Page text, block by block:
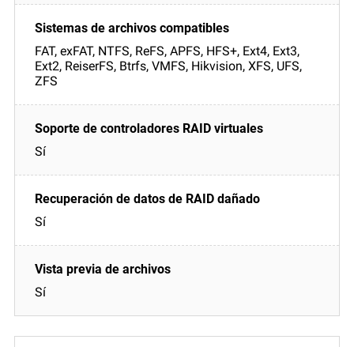
FAT, exFAT, NTFS, ReFS, APFS, HFS+, Ext4, Ext3,
Ext2, ReiserFS, Btrfs, VMFS, Hikvision, XFS, UFS,
ZFS
Sí
Sí
Sí